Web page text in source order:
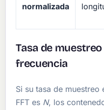
normalizada
Tasa de
frecuencia
Si su tasa de muestreo
FFT es N, los